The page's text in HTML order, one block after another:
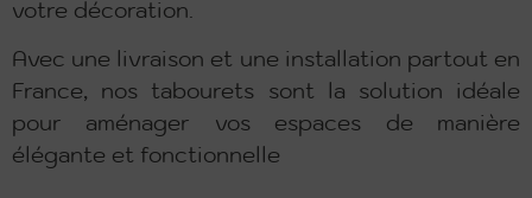
votre décoration.
Avec une livraison et une installation partout en
France, nos tabourets sont la solution idéale
pour aménager vos espaces de manière
élégante et fonctionnelle